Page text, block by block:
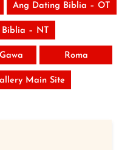
Ang Dating Biblia – OT
– NT
Roma
Main Site